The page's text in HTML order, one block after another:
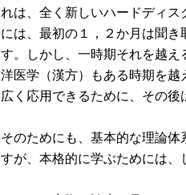
れは、全く新しいハードディ
には、最初の１，２か月は聞
す。しかし、一時期それを越
洋医学（漢方）もある時期を越
広く応用できるために、その後
そのためにも、基本的な理論
すが、本格的に学ぶためには、